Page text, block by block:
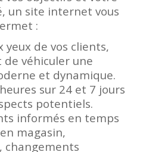
un site internet vous
:
yeux de vos clients,
véhiculer une
et dynamique.
sur 24 et 7 jours
potentiels.
informés en temps
magasin,
changements